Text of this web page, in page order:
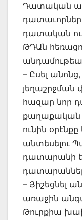
Դատական
դատական
ԹԴԱն
– Ըսել
յեղաշրջման
հազար նոր
քաղաքական
ունին օրէնքը
անտեսելու
դատարանի
– Յիշեցնել
առաջին
Թուրքիա